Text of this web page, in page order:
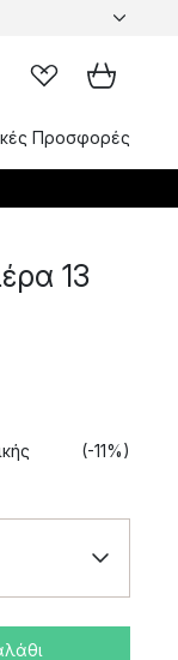
Προσφορές
13
(-11%)